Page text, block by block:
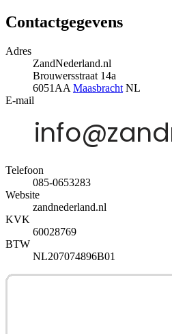
Contactgegevens
Adres
ZandNederland.nl
Brouwersstraat 14a
6051AA Maasbracht NL
E-mail
Telefoon
085-0653283
Website
zandnederland.nl
KVK
60028769
BTW
NL207074896B01